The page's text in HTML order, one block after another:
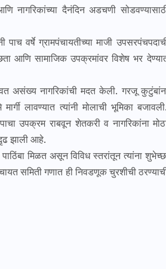
नागरिकांच्या दैनंदिन अडचणी
वर्षे ग्रामपंचायतीच्या माजी
आणि सामाजिक उपक्रमांवर विशेष भर
असंख्य नागरिकांची मदत केली. गरजू
लावण्यात त्यांनी मोलाची भूमिका
उपक्रम राबवून शेतकरी व नागरिकांना
झाली आहे.
मिळत असून विविध स्तरांतून त्यांना
समिती गणात ही निवडणूक चुरशीची